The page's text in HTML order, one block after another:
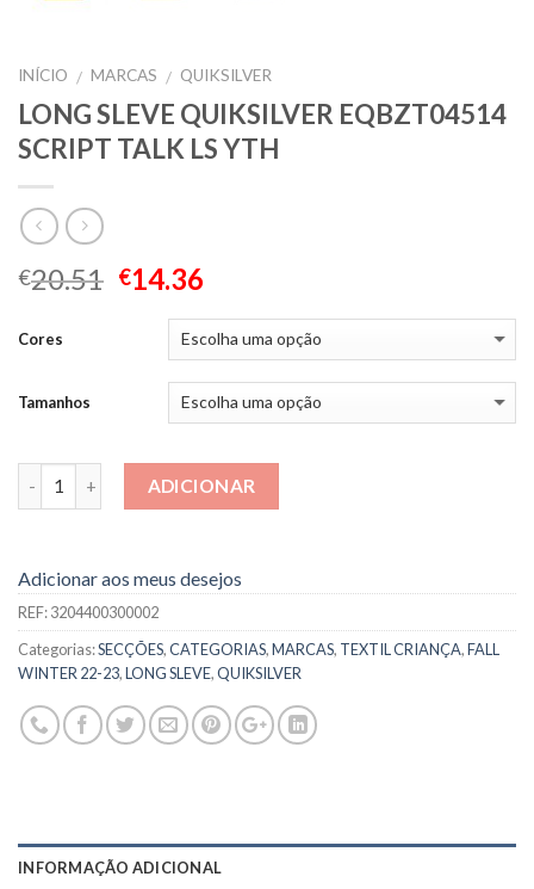
INÍCIO / MARCAS / QUIKSILVER
LONG SLEVE QUIKSILVER EQBZT04514
SCRIPT TALK LS YTH
€20.51 €14.36
Cores
Tamanhos
Quantidade ADICIONAR
Adicionar aos meus desejos
REF:3204400300002
Categorias:SECÇÕES,CATEGORIAS,MARCAS, TEXTIL CRIANÇA,FALL
WINTER 22-23,LONG SLEVE,QUIKSILVER
INFORMAÇÃO ADICIONAL